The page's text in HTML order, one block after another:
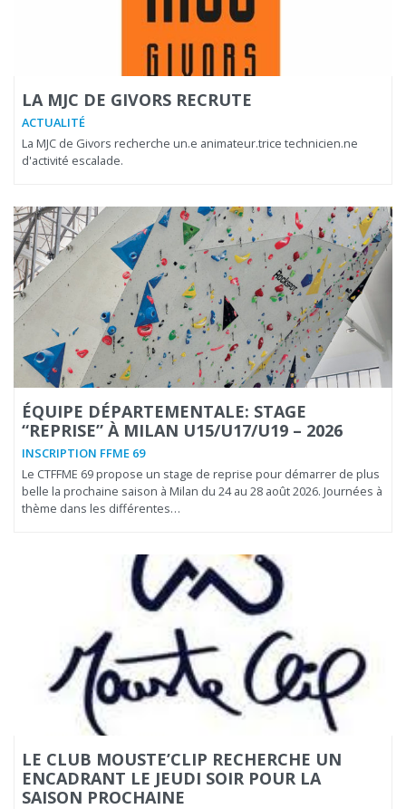
LA MJC DE GIVORS RECRUTE
ACTUALITÉ
La MJC de Givors recherche un.e animateur.trice technicien.ne
d'activité escalade.
ÉQUIPE DÉPARTEMENTALE: STAGE
“REPRISE” À MILAN U15/U17/U19 – 2026
INSCRIPTION FFME 69
Le CTFFME 69 propose un stage de reprise pour démarrer de plus
belle la prochaine saison à Milan du 24 au 28 août 2026. Journées à
thème dans les différentes…
LE CLUB MOUSTE’CLIP RECHERCHE UN
ENCADRANT LE JEUDI SOIR POUR LA
SAISON PROCHAINE